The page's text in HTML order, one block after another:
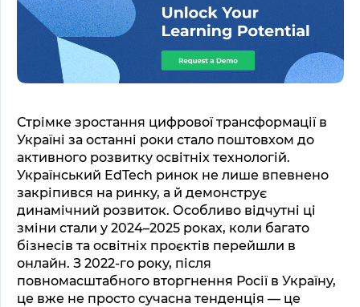
Стрімке зростання цифрової трансформації в
Україні за останні роки стало поштовхом до
активного розвитку освітніх технологій.
Український EdTech ринок не лише впевнено
закріпився на ринку, а й демонструє
динамічний розвиток. Особливо відчутні ці
зміни стали у 2024–2025 роках, коли багато
бізнесів та освітніх проєктів перейшли в
онлайн. З 2022-го року, після
повномасштабного вторгнення Росії в Україну,
це вже не просто сучасна тенденція — це